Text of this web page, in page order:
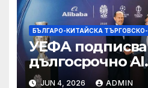
БЪЛГАРО-КИТАЙСКА
УЕФА подписва
дългосрочно AI
партньорство с
JUN 4, 2026 ADMIN